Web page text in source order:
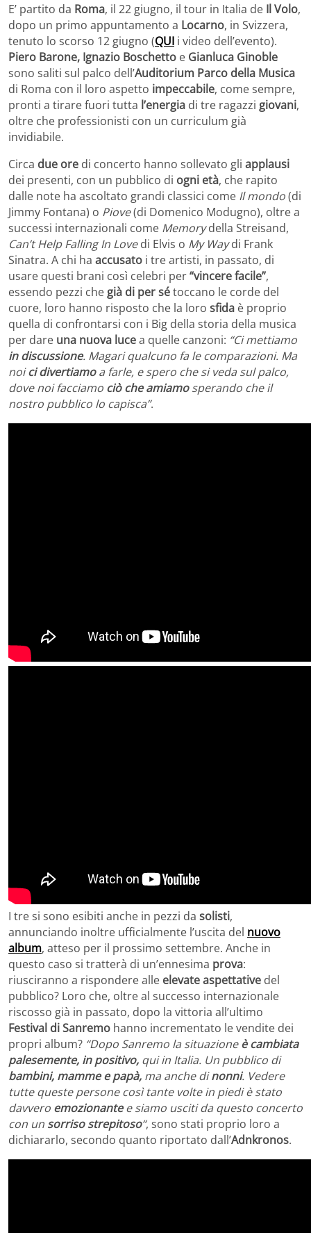
E’ partito da Roma, il 22 giugno, il tour in Italia de Il Volo,
dopo un primo appuntamento a Locarno, in Svizzera,
tenuto lo scorso 12 giugno (QUI i video dell’evento).
Piero Barone, Ignazio Boschetto e Gianluca Ginoble
sono saliti sul palco dell’Auditorium Parco della Musica
di Roma con il loro aspetto impeccabile, come sempre,
pronti a tirare fuori tutta l’energia di tre ragazzi giovani,
oltre che professionisti con un curriculum già
invidiabile.
Circa due ore di concerto hanno sollevato gli applausi
dei presenti, con un pubblico di ogni età, che rapito
dalle note ha ascoltato grandi classici come Il mondo(di
Jimmy Fontana) o Piove(di Domenico Modugno), oltre a
successi internazionali come Memorydella Streisand,
Can’t Help Falling In Lovedi Elvis o My Waydi Frank
Sinatra. A chi ha accusato i tre artisti, in passato, di
usare questi brani così celebri per“vincere facile”,
essendo pezzi che già di per sétoccano le corde del
cuore, loro hanno risposto che la loro sfida è proprio
quella di confrontarsi con i Big della storia della musica
per dare una nuova lucea quelle canzoni: “Ci mettiamo
in discussione. Magari qualcuno fa le comparazioni. Ma
noici divertiamoa farle, e spero che si veda sul palco,
dove noi facciamo ciò che amiamosperando che il
nostro pubblico lo capisca”.
I tre si sono esibiti anche in pezzi da solisti,
annunciando inoltre ufficialmente l’uscita del nuovo
album, atteso per il prossimo settembre. Anche in
questo caso si tratterà di un’ennesima prova:
riusciranno a rispondere alle elevate aspettative del
pubblico? Loro che, oltre al successo internazionale
riscosso già in passato, dopo la vittoria all’ultimo
Festival di Sanremo hanno incrementato le vendite dei
propri album? “Dopo Sanremo la situazioneè cambiata
palesemente, in positivo, qui in Italia. Un pubblico di
bambini, mamme e papà, ma anche dinonni. Vedere
tutte queste persone così tante volte in piedi è stato
davvero emozionantee siamo usciti da questo concerto
con un sorriso strepitoso“, sono stati proprio loro a
dichiararlo, secondo quanto riportato dall’Adnkronos.